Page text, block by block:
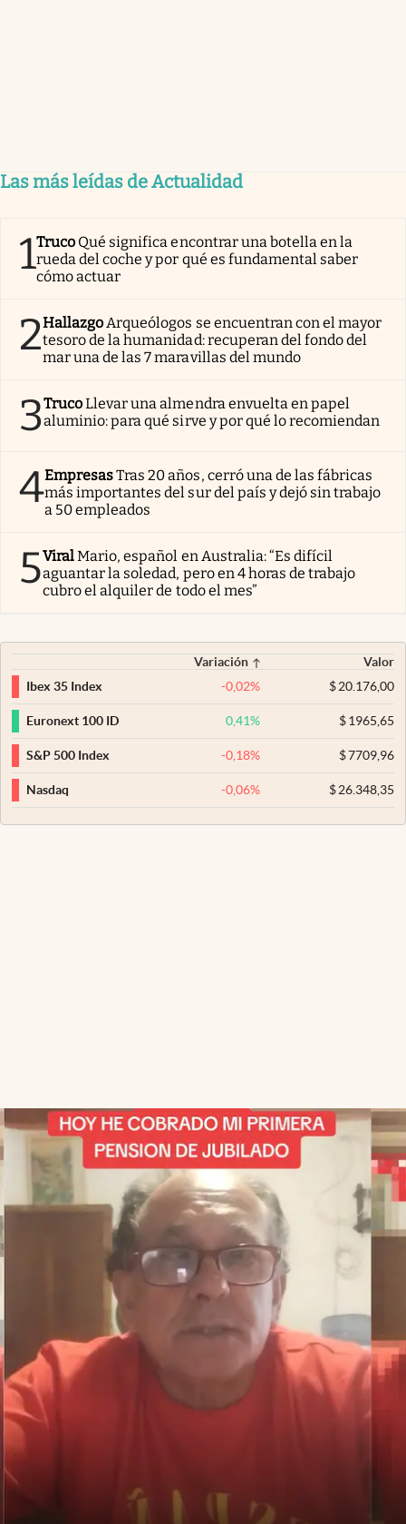
Las más leídas de Actualidad
1Truco Qué significa encontrar una botella en la
rueda del coche y por qué es fundamental saber
cómo actuar
2Hallazgo Arqueólogos se encuentran con el mayor
tesoro de la humanidad: recuperan del fondo del
mar una de las 7 maravillas del mundo
3TrucoLlevar una almendra envuelta en papel
aluminio: para qué sirve y por qué lo recomiendan
4EmpresasTras 20 años, cerró una de las fábricas
más importantes del sur del país y dejó sin trabajo
a 50 empleados
5ViralMario, español en Australia: “Es difícil
aguantar la soledad, pero en 4 horas de trabajo
cubro el alquiler de todo el mes”
Variación
Valor
Ibex 35 Index
-0,02% $20.176,00
Euronext 100 ID 0,41% $1965,65
S&P 500 Index -0,18% $7709,96
Nasdaq -0,06% $26.348,35